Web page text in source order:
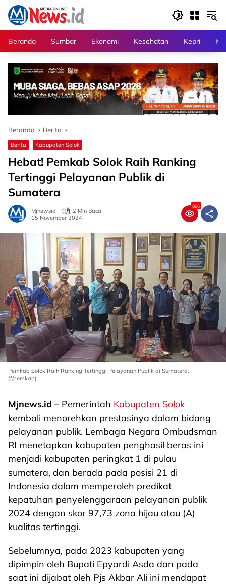
Langsung
konten
Beranda
Sumbar Ekonomi Kesehatan Kepri
Beranda Berita
Berita Kabupaten Solok
Hebat! Pemkab Solok Raih Ranking
Tertinggi Pelayanan Publik di
Sumatera
Mjnewsid
2 Min Baca
15 November 2024
896
Pemkab Solok Raih Ranking Tertinggi Pelayanan Publik di Sumatera.
(f/pemkab)
Mjnews.id – Pemerintah Kabupaten Solok
kembali menorehkan prestasinya dalam bidang
pelayanan publik. Lembaga Negara Ombudsman
RI menetapkan kabupaten penghasil beras ini
menjadi kabupaten peringkat 1 di pulau
sumatera, dan berada pada posisi 21 di
Indonesia dalam memperoleh predikat
kepatuhan penyelenggaraan pelayanan publik
2024 dengan skor 97,73 zona hijau atau (A)
kualitas tertinggi.
Sebelumnya, pada 2023 kabupaten yang
dipimpin oleh Bupati Epyardi Asda dan pada
saat ini dijabat oleh Pjs Akbar Ali ini mendapat